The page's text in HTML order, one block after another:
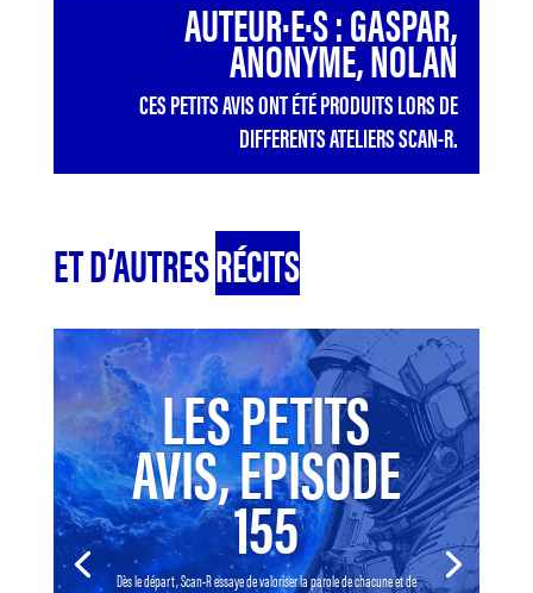
AUTEUR·E·S : GASPAR,
ANONYME, NOLAN
CES PETITS AVIS ONT ÉTÉ PRODUITS LORS DE
DIFFERENTS ATELIERS SCAN-R.
ET D’AUTRESRÉCITS
LES PETITS
AVIS, EPISODE
155
Dès le départ, Scan-R essaye de valoriser la parole de chacune et de